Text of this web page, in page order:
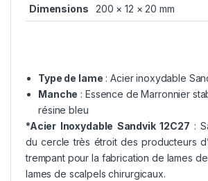
Dimensions 200 × 12 × 20 mm
Type de lame : Acier inoxydable
Manche : Essence de Marronnier
résine bleu
*Acier Inoxydable Sandvik 12C27 :
du cercle très étroit des producteurs
trempant pour la fabrication de lames
lames de scalpels chirurgicaux.